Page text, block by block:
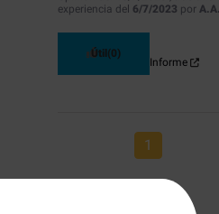
experiencia del 6/7/2023 por
Útil(0)
Informe
1